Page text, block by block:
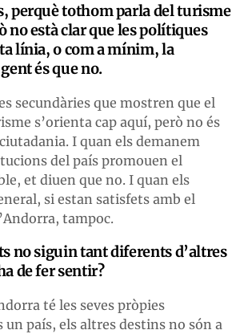
perquè tothom parla del turisme
no està clar que les polítiques
línia, o com a mínim, la
és que no.
secundàries que mostren que el
s’orienta cap aquí, però no és
I quan els demanem
del país promouen el
et diuen que no. I quan els
si estan satisfets amb el
tampoc.
no siguin tant diferents d’altres
de fer sentir?
té les seves pròpies
un país, els altres destins no són a